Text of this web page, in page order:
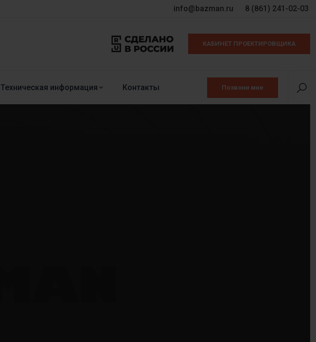
info@bazman.ru 8 (861) 241-02-03
КАБИНЕТ ПРОЕКТИРОВЩИКА
Техническая информация Контакты Позвони мне